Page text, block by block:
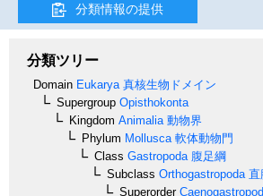
分類情報の提供
分類ツリー
Domain Eukarya 真核生物ドメイン
Supergroup Opisthokonta
Kingdom Animalia 動物界
Phylum Mollusca 軟体動物門
Class Gastropoda 腹足綱
Subclass Orthogastropoda 直
Superorder